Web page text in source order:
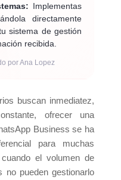
Implementas
directamente
sistema de gestión
recibida.
por Ana Lopez
buscan inmediatez,
ofrecer una
Business se ha
para muchas
el volumen de
no pueden gestionarlo